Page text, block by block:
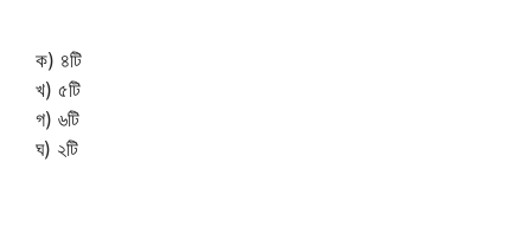
ক) ৪টি
খ) ৫টি
গ) ৬টি
ঘ) ২টি